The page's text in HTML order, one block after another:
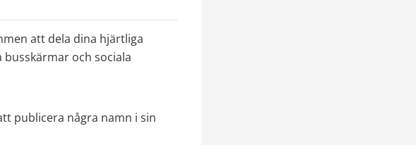
att dela dina hjärtliga
och sociala
publicera några namn i sin